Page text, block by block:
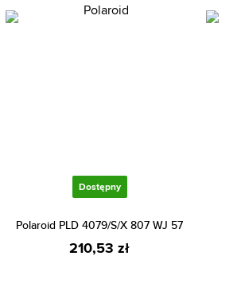
Dostępny
Polaroid PLD 4079/S/X 807 WJ 57
210,53 zł